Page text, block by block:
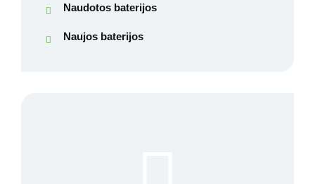
Naudotos baterijos
Naujos baterijos